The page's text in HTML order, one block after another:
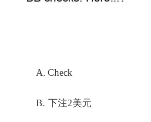
A. Check
B. 下注2美元